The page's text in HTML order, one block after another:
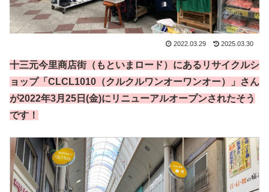
2022.03.29 2025.03.30
十三元今里商店街（もといまロード）にあるリサイクルシ
ョップ「CLCL1010（クルクルワンオーワンオー）」さん
が2022年3月25日(金)にリニューアルオープンされたそう
です！